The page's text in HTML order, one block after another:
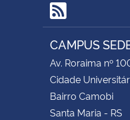
RSS
CAMPUS
Av. Roraima nº
Cidade
Bairro Camobi
Santa Maria - RS